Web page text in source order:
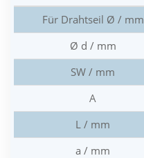
Für Drahtseil Ø / mm
Ø d / mm
SW / mm
A
L / mm
a / mm